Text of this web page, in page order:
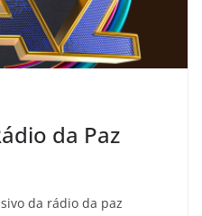
da Paz
da rádio da paz